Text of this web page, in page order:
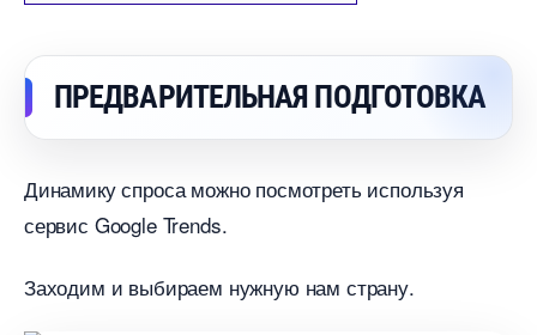
ПРЕДВАРИТЕЛЬНАЯ ПОДГОТОВКА
Динамику спроса можно посмотреть используя
сервис Google Trends.
Заходим и выбираем нужную нам страну.